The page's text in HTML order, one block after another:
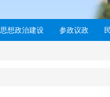
思想政治建设 参政议政